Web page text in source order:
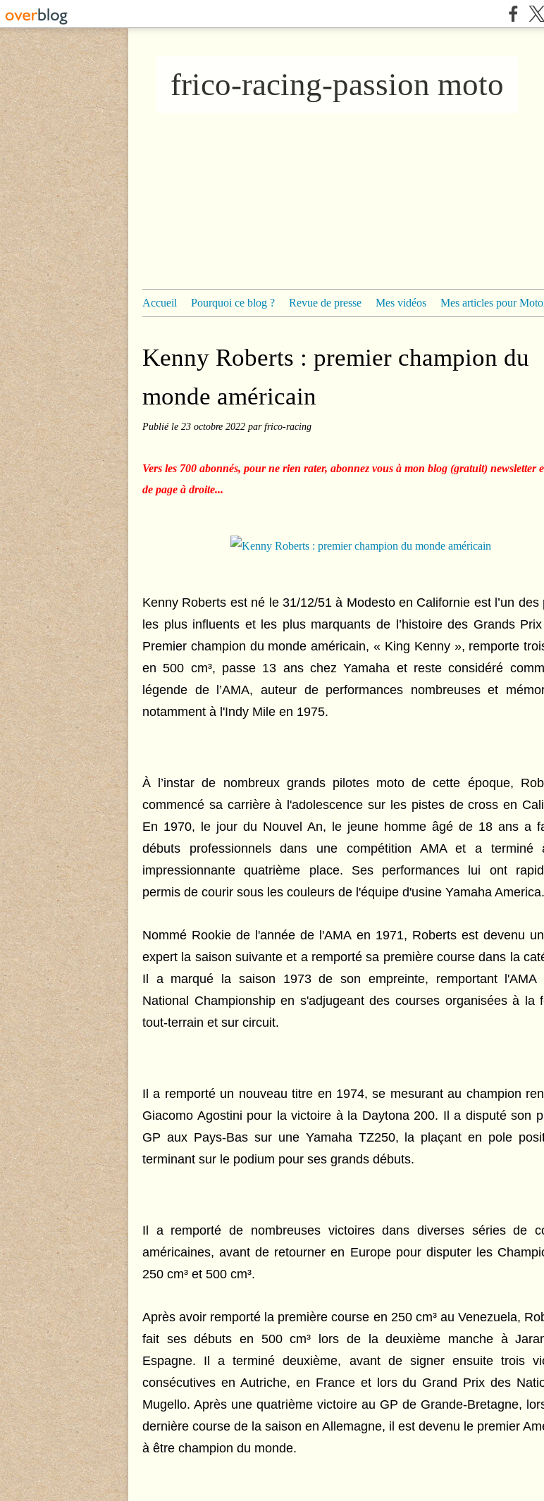
frico-racing-passion moto
Accueil Pourquoi ce blog ? Revue de presse Mes vidéos Mes articles pour
Kenny Roberts : premier champion du
monde américain
Publié le 23 octobre 2022 par frico-racing
Vers les 700 abonnés, pour ne rien rater, abonnez vous à mon blog (gratuit) newsletter
de page à droite...
Kenny Roberts est né le 31/12/51 à Modesto en Californie est l’un des
les plus influents et les plus marquants de l’histoire des Grands
Premier champion du monde américain, « King Kenny », remporte
en 500 cm³, passe 13 ans chez Yamaha et reste considéré
légende de l’AMA, auteur de performances nombreuses et
notamment à l'Indy Mile en 1975.
À l’instar de nombreux grands pilotes moto de cette époque,
commencé sa carrière à l'adolescence sur les pistes de cross en
En 1970, le jour du Nouvel An, le jeune homme âgé de 18 ans a
débuts professionnels dans une compétition AMA et a terminé
impressionnante quatrième place. Ses performances lui ont
permis de courir sous les couleurs de l'équipe d'usine Yamaha America.
Nommé Rookie de l'année de l'AMA en 1971, Roberts est devenu
expert la saison suivante et a remporté sa première course dans la
Il a marqué la saison 1973 de son empreinte, remportant l'AMA
National Championship en s'adjugeant des courses organisées à la
tout-terrain et sur circuit.
Il a remporté un nouveau titre en 1974, se mesurant au champion
Giacomo Agostini pour la victoire à la Daytona 200. Il a disputé son
GP aux Pays-Bas sur une Yamaha TZ250, la plaçant en pole
terminant sur le podium pour ses grands débuts.
Il a remporté de nombreuses victoires dans diverses séries de
américaines, avant de retourner en Europe pour disputer les
250 cm³ et 500 cm³.
Après avoir remporté la première course en 250 cm³ au Venezuela,
fait ses débuts en 500 cm³ lors de la deuxième manche à
Espagne. Il a terminé deuxième, avant de signer ensuite trois
consécutives en Autriche, en France et lors du Grand Prix des
Mugello. Après une quatrième victoire au GP de Grande-Bretagne,
dernière course de la saison en Allemagne, il est devenu le premier
à être champion du monde.